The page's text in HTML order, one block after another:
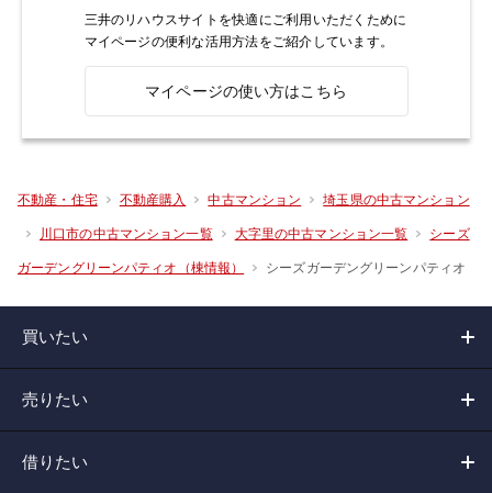
三井のリハウスサイトを快適にご利用いただくために
マイページの便利な活用方法をご紹介しています。
マイページの使い方はこちら
不動産・住宅 不動産購入 中古マンション 埼玉県の中古マンション
川口市の中古マンション一覧 大字里の中古マンション一覧 シーズ
ガーデングリーンパティオ（棟情報） シーズガーデングリーンパティオ
買いたい
売りたい
借りたい